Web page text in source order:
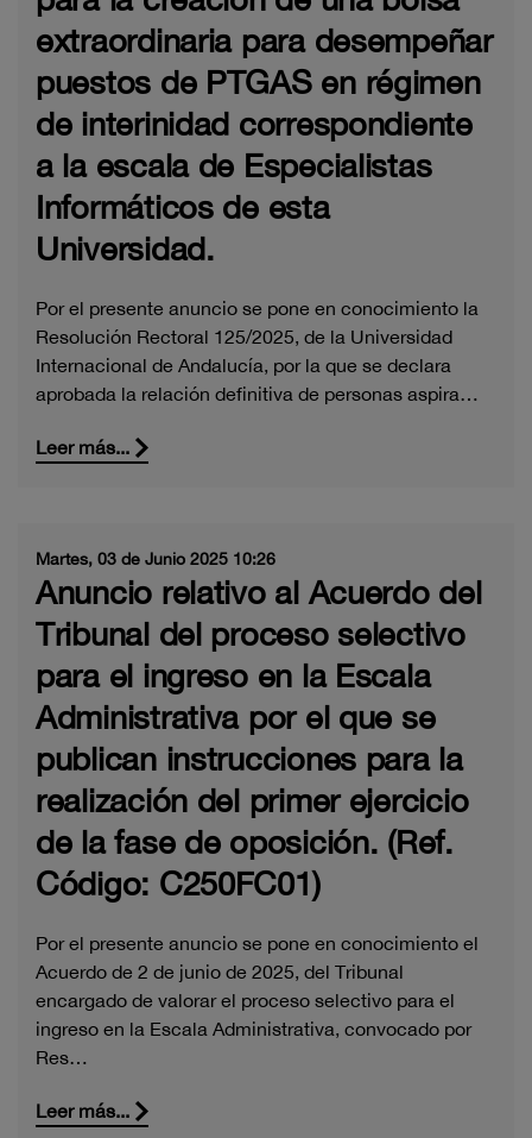
extraordinaria para desempeñar
puestos de PTGAS en régimen
de interinidad correspondiente
a la escala de Especialistas
Informáticos de esta
Universidad.
Por el presente anuncio se pone en conocimiento la
Resolución Rectoral 125/2025, de la Universidad
Internacional de Andalucía, por la que se declara
aprobada la relación definitiva de personas aspira…
Leer más...
Martes, 03 de Junio 2025 10:26
Anuncio relativo al Acuerdo del
Tribunal del proceso selectivo
para el ingreso en la Escala
Administrativa por el que se
publican instrucciones para la
realización del primer ejercicio
de la fase de oposición. (Ref.
Código: C250FC01)
Por el presente anuncio se pone en conocimiento el
Acuerdo de 2 de junio de 2025, del Tribunal
encargado de valorar el proceso selectivo para el
ingreso en la Escala Administrativa, convocado por
Res…
Leer más...